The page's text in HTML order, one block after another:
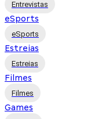
Entrevistas
eSports
eSports
Estreias
Estreias
Filmes
Filmes
Games